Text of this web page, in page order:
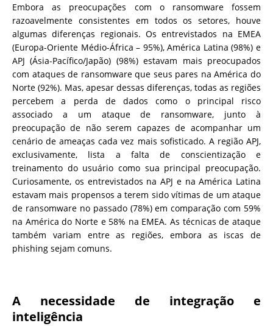
Embora as preocupações com o ransomware fossem
razoavelmente consistentes em todos os setores, houve
algumas diferenças regionais. Os entrevistados na EMEA
(Europa-Oriente Médio-África – 95%), América Latina (98%) e
APJ (Ásia-Pacífico/Japão) (98%) estavam mais preocupados
com ataques de ransomware que seus pares na América do
Norte (92%). Mas, apesar dessas diferenças, todas as regiões
percebem a perda de dados como o principal risco
associado a um ataque de ransomware, junto à
preocupação de não serem capazes de acompanhar um
cenário de ameaças cada vez mais sofisticado. A região APJ,
exclusivamente, lista a falta de conscientização e
treinamento do usuário como sua principal preocupação.
Curiosamente, os entrevistados na APJ e na América Latina
estavam mais propensos a terem sido vítimas de um ataque
de ransomware no passado (78%) em comparação com 59%
na América do Norte e 58% na EMEA. As técnicas de ataque
também variam entre as regiões, embora as iscas de
phishing sejam comuns.
A necessidade de integração e
inteligência